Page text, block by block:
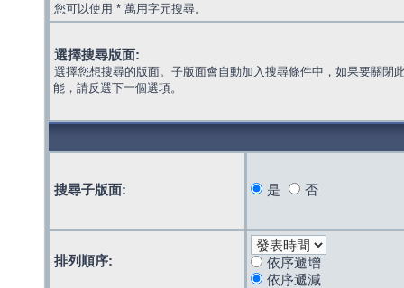
您可以使用 * 萬用字元搜尋。
選擇搜尋版面:
選擇您想搜尋的版面。子版面會自動加入搜尋條件中，如果要關閉
能，請反選下一個選項。
搜尋子版面: 是 否
排列順序:
依序遞增
依序遞減